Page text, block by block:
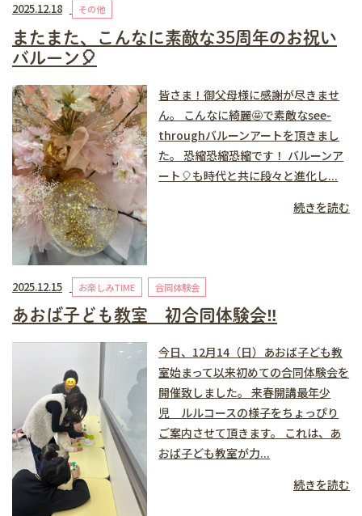
2025.12.18 その他
またまた、こんなに素敵な35周年のお祝い
バルーン🎈
皆さま！御父母様に感謝が尽きませ
ん。 こんなに綺麗🤩で素敵なsee-
throughバルーンアートを頂きまし
た。 恐縮恐縮恐縮です！ バルーンア
ート🎈も時代と共に段々と進化し...
続きを読む
2025.12.15 お楽しみTIME 合同体験会
あおば子ども教室 初合同体験会‼️
今日、12月14（日）あおば子ども教
室始まって以来初めての合同体験会を
開催致しました。 来春開講最年少
児 ルルコースの様子をちょっぴり
ご案内させて頂きます。 これは、あ
おば子ども教室が力...
続きを読む